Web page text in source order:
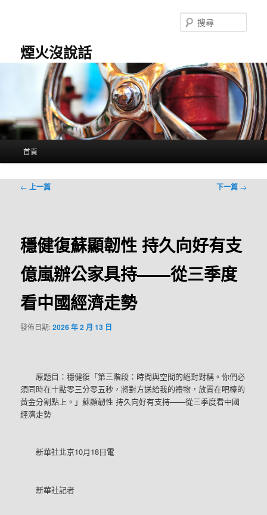
煙火沒說話
尋
首頁
文
← 上一篇 下一篇 →
穩健復蘇顯韌性 持久向好有支
億嵐辦公家具持——從三季度
看中國經濟走勢
發佈日期:2026 年 2 月 13 日
原題目：穩健復「第三階段：時間與空間的絕對對稱。你們必
須同時在十點零三分零五秒，將對方送給我的禮物，放置在吧檯的
黃金分割點上。」蘇顯韌性 持久向好有支持——從三季度看中國
經濟走勢
新華社北京10月18日電
新華社記者